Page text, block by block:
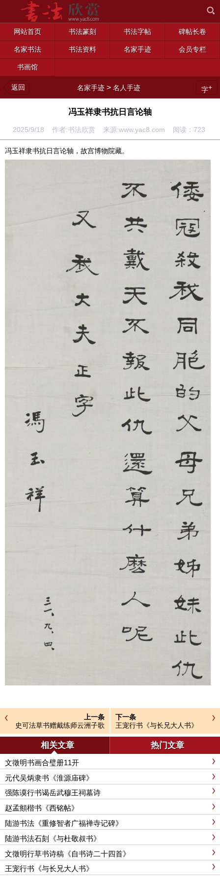
网站首页 书法篆刻 书法字帖 碑帖长卷
名家书法 书法资料 名家手迹 会员专栏
书画馆
返回 名家手迹 >名人手迹 字+
冯玉祥隶书抗日言论轴
2025/9/18 作者:书法欣赏 来源:www.yac8.com 阅读： 723
冯玉祥隶书抗日言论轴，故宫博物院藏。
上一条
史可法草书赠戴练师云洲子歌
册
下一条
王宠行书《与长兄大人书》
相关文章 热门文章
文徵明书画合璧册11开
元代吴炳隶书《淮源庙碑》
强陈谟行书谒岳武穆王祠墓诗
赵孟頫楷书《西铭帖》
陆游书法《重修智者广福禅寺记碑》
陆游书法石刻《与杜敬叔书》
文徵明行草书诗稿《自书诗二十四首》
王宠行书《与长兄大人书》